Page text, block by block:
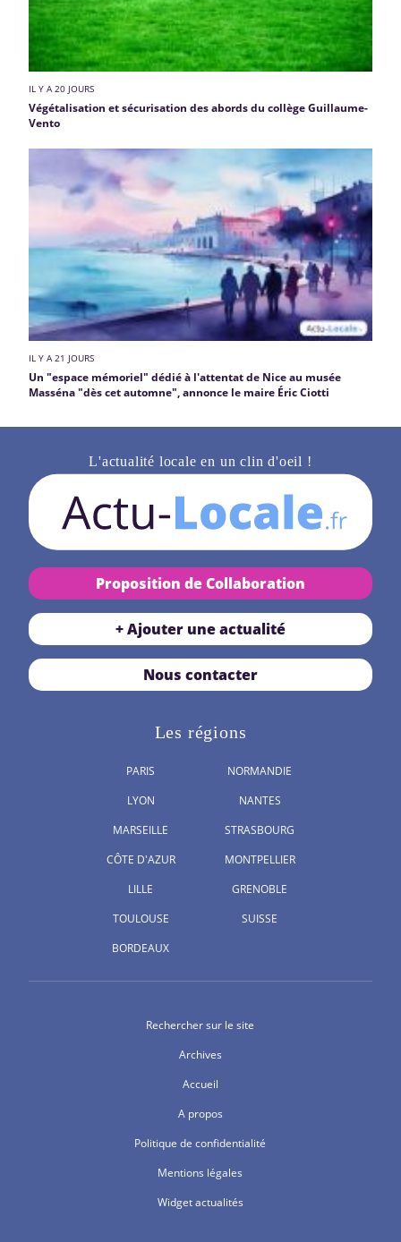
IL Y A 20 JOURS
Végétalisation et sécurisation des abords du collège Guillaume-
Vento
IL Y A 21 JOURS
Un "espace mémoriel" dédié à l'attentat de Nice au musée
Masséna "dès cet automne", annonce le maire Éric Ciotti
L'actualité locale en un clin d'oeil !
Proposition de Collaboration
+ Ajouter une actualité
Nous contacter
Les régions
PARIS
LYON
MARSEILLE
CÔTE D'AZUR
LILLE
TOULOUSE
BORDEAUX
NORMANDIE
NANTES
STRASBOURG
MONTPELLIER
GRENOBLE
SUISSE
Rechercher sur le site
Archives
Accueil
A propos
Politique de confidentialité
Mentions légales
Widget actualités